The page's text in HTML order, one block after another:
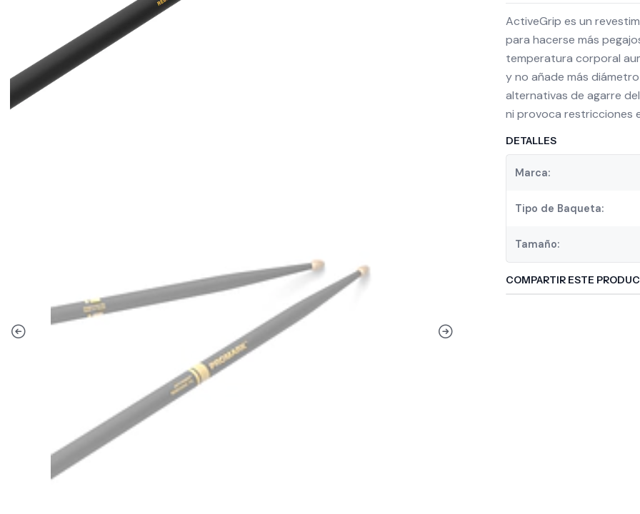
ActiveGrip es un
para hacerse más
temperatura corporal
y no añade más
alternativas de agarre
ni provoca restricciones
DETALLES
Marca:
Tipo de Baqueta:
Tamaño:
COMPARTIR ESTE